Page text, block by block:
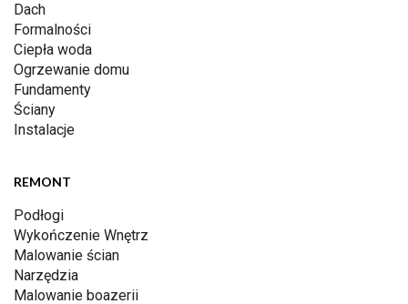
Dach
Formalności
Ciepła woda
Ogrzewanie domu
Fundamenty
Ściany
Instalacje
REMONT
Podłogi
Wykończenie Wnętrz
Malowanie ścian
Narzędzia
Malowanie boazerii